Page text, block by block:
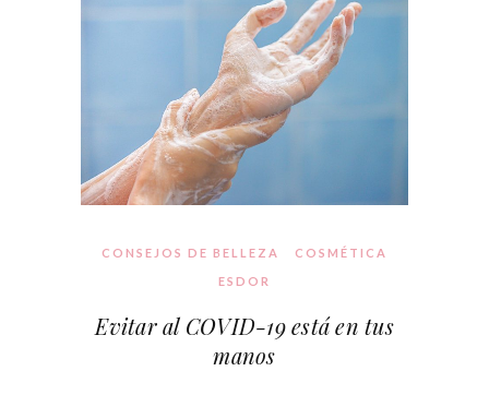
CONSEJOS DE BELLEZA
COSMÉTICA
ESDOR
Evitar al COVID-19 está en tus
manos